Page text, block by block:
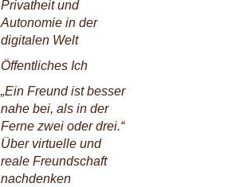
Privatheit und
Autonomie in der
digitalen Welt
Öffentliches Ich
„Ein Freund ist besser
nahe bei, als in der
Ferne zwei oder drei.“
Über virtuelle und
reale Freundschaft
nachdenken